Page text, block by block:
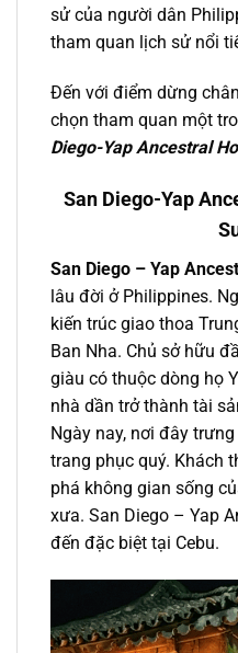
sử của người dân
tham quan lịch sử nổi
Đến với điểm dừng
chọn tham quan một
Diego-Yap Ancestral
San Diego-Yap
San Diego – Yap
lâu đời ở Philippines.
kiến trúc giao thoa
Ban Nha. Chủ sở hữu
giàu có thuộc dòng họ
nhà dần trở thành tài
Ngày nay, nơi đây
trang phục quý. Khách
phá không gian sống
xưa. San Diego – Yap
đến đặc biệt tại Cebu.